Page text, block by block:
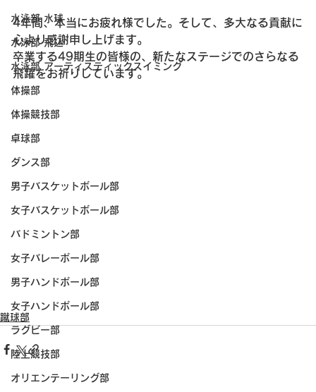
水泳部 水球
水泳部 飛込
水泳部 アーティスティックスイミング
体操部
体操競技部
卓球部
ダンス部
男子バスケットボール部
女子バスケットボール部
バドミントン部
女子バレーボール部
男子ハンドボール部
女子ハンドボール部
ラグビー部
陸上競技部
オリエンテーリング部
4年間、本当にお疲れ様でした。そして、多大なる貢献に
心より感謝申し上げます。
卒業する49期生の皆様の、新たなステージでのさらなる
飛躍をお祈りしています。
蹴球部